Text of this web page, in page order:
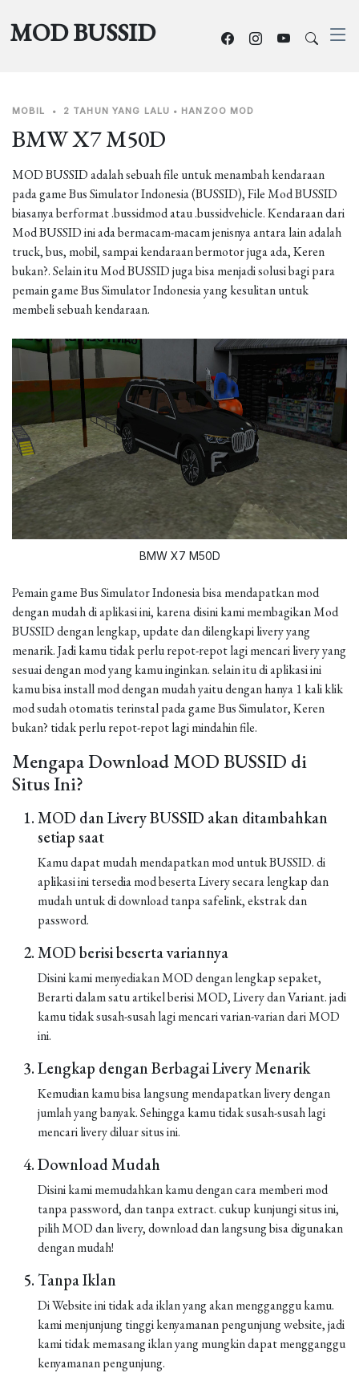
MOD BUSSID
MOBIL • 2 TAHUN YANG LALU • HANZOO MOD
BMW X7 M50D
MOD BUSSID adalah sebuah file untuk menambah kendaraan
pada game Bus Simulator Indonesia (BUSSID), File Mod BUSSID
biasanya berformat .bussidmod atau .bussidvehicle. Kendaraan dari
Mod BUSSID ini ada bermacam-macam jenisnya antara lain adalah
truck, bus, mobil, sampai kendaraan bermotor juga ada, Keren
bukan?. Selain itu Mod BUSSID juga bisa menjadi solusi bagi para
pemain game Bus Simulator Indonesia yang kesulitan untuk
membeli sebuah kendaraan.
BMW X7 M50D
Pemain game Bus Simulator Indonesia bisa mendapatkan mod
dengan mudah di aplikasi ini, karena disini kami membagikan Mod
BUSSID dengan lengkap, update dan dilengkapi livery yang
menarik. Jadi kamu tidak perlu repot-repot lagi mencari livery yang
sesuai dengan mod yang kamu inginkan. selain itu di aplikasi ini
kamu bisa install mod dengan mudah yaitu dengan hanya 1 kali klik
mod sudah otomatis terinstal pada game Bus Simulator, Keren
bukan? tidak perlu repot-repot lagi mindahin file.
Mengapa Download MOD BUSSID di
Situs Ini?
MOD dan Livery BUSSID akan ditambahkan
setiap saat
Kamu dapat mudah mendapatkan mod untuk BUSSID. di
aplikasi ini tersedia mod beserta Livery secara lengkap dan
mudah untuk di download tanpa safelink, ekstrak dan
password.
MOD berisi beserta variannya
Disini kami menyediakan MOD dengan lengkap sepaket,
Berarti dalam satu artikel berisi MOD, Livery dan Variant. jadi
kamu tidak susah-susah lagi mencari varian-varian dari MOD
ini.
Lengkap dengan Berbagai Livery Menarik
Kemudian kamu bisa langsung mendapatkan livery dengan
jumlah yang banyak. Sehingga kamu tidak susah-susah lagi
mencari livery diluar situs ini.
Download Mudah
Disini kami memudahkan kamu dengan cara memberi mod
tanpa password, dan tanpa extract. cukup kunjungi situs ini,
pilih MOD dan livery, download dan langsung bisa digunakan
dengan mudah!
Tanpa Iklan
Di Website ini tidak ada iklan yang akan mengganggu kamu.
kami menjunjung tinggi kenyamanan pengunjung website, jadi
kami tidak memasang iklan yang mungkin dapat mengganggu
kenyamanan pengunjung.